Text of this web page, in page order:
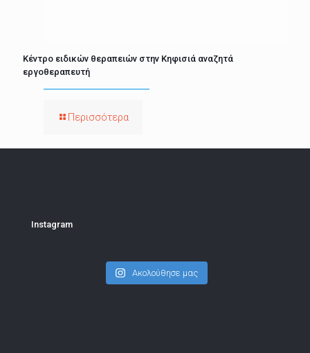
Κέντρο ειδικών θεραπειών στην Κηφισιά αναζητά
εργοθεραπευτή
Περισσότερα
Instagram
Ακολούθησε μας